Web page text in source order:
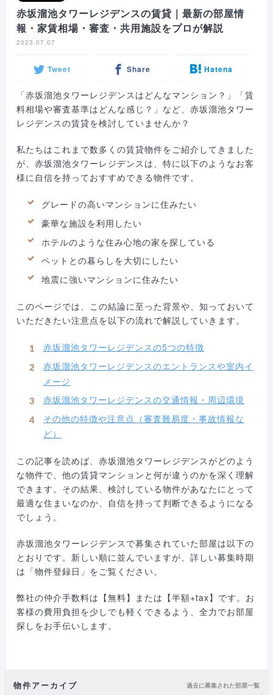
赤坂溜池タワーレジデンスの賃貸｜最新の部屋情
報・家賃相場・審査・共用施設をプロが解説
2023.07.07
Tweet Share Hatena
「赤坂溜池タワーレジデンスはどんなマンション？」「賃
料相場や審査基準はどんな感じ？」など、赤坂溜池タワー
レジデンスの賃貸を検討していませんか？
私たちはこれまで数多くの賃貸物件をご紹介してきました
が、赤坂溜池タワーレジデンスは、特に以下のようなお客
様に自信を持っておすすめできる物件です。
グレードの高いマンションに住みたい
豪華な施設を利用したい
ホテルのような住み心地の家を探している
ペットとの暮らしを大切にしたい
地震に強いマンションに住みたい
このページでは、この結論に至った背景や、知っておいて
いただきたい注意点を以下の流れで解説していきます。
赤坂溜池タワーレジデンスの5つの特徴
赤坂溜池タワーレジデンスのエントランスや室内イ
メージ
赤坂溜池タワーレジデンスの交通情報・周辺環境
その他の特徴や注意点（審査難易度・事故情報な
ど）
この記事を読めば、赤坂溜池タワーレジデンスがどのよう
な物件で、他の賃貸マンションと何が違うのかを深く理解
できます。その結果、検討している物件があなたにとって
最適な住まいなのか、自信を持って判断できるようになる
でしょう。
赤坂溜池タワーレジデンスで募集されていた部屋は以下の
とおりです。新しい順に並んでいますが、詳しい募集時期
は「物件登録日」をご覧ください。
弊社の仲介手数料は【無料】または【半額+tax】です。お
客様の費用負担を少しでも軽くできるよう、全力でお部屋
探しをお手伝いします。
物件アーカイブ 過去に募集された部屋一覧